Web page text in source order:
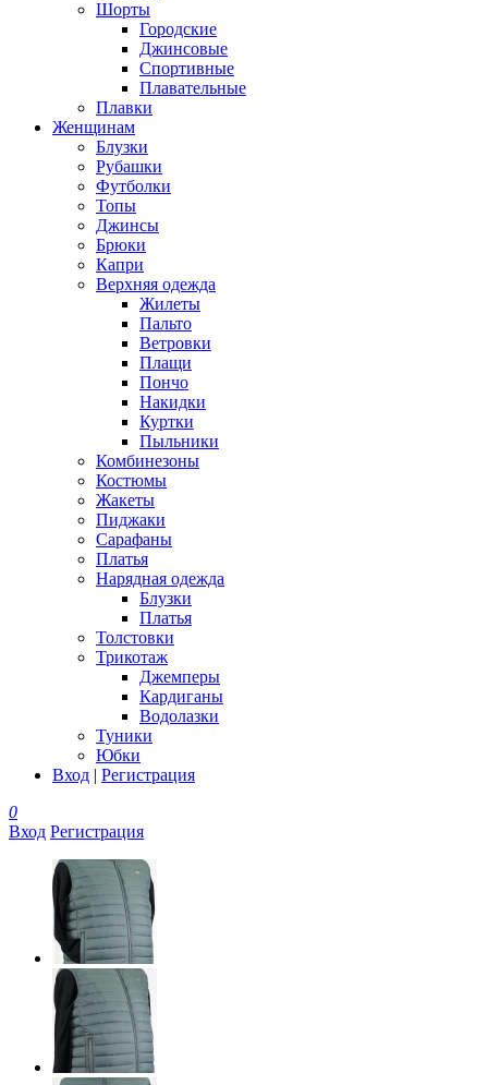
Шорты
Городские
Джинсовые
Спортивные
Плавательные
Плавки
Женщинам
Блузки
Рубашки
Футболки
Топы
Джинсы
Брюки
Капри
Верхняя одежда
Жилеты
Пальто
Ветровки
Плащи
Пончо
Накидки
Куртки
Пыльники
Комбинезоны
Костюмы
Жакеты
Пиджаки
Сарафаны
Платья
Нарядная одежда
Блузки
Платья
Толстовки
Трикотаж
Джемперы
Кардиганы
Водолазки
Туники
Юбки
Вход | Регистрация
0
Вход Регистрация